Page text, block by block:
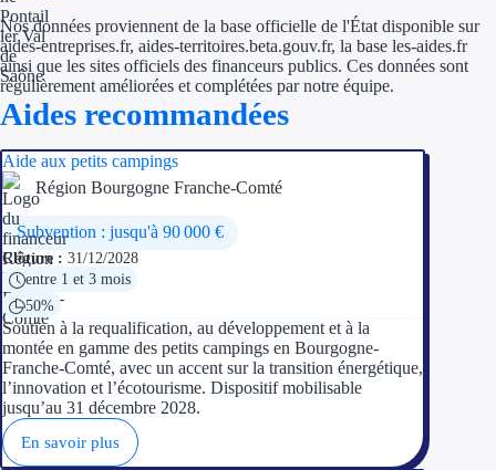
Nos données proviennent de la base officielle de l'État disponible sur
aides-entreprises.fr, aides-territoires.beta.gouv.fr, la base les-aides.fr
ainsi que les sites officiels des financeurs publics. Ces données sont
régulièrement améliorées et complétées par notre équipe.
Aides recommandées
Aide aux petits campings
Région Bourgogne Franche-Comté
Subvention : jusqu'à 90 000 €
Clôture : 31/12/2028
entre 1 et 3 mois
50%
Soutien à la requalification, au développement et à la
montée en gamme des petits campings en Bourgogne-
Franche-Comté, avec un accent sur la transition énergétique,
l’innovation et l’écotourisme. Dispositif mobilisable
jusqu’au 31 décembre 2028.
En savoir plus